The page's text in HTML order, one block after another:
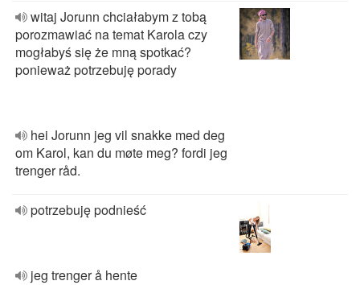
witaj Jorunn chciałabym z tobą
porozmawiać na temat Karola czy
mogłabyś się że mną spotkać?
ponieważ potrzebuję porady
hei Jorunn jeg vil snakke med deg
om Karol, kan du møte meg? fordi jeg
trenger råd.
potrzebuję podnieść
jeg trenger å hente